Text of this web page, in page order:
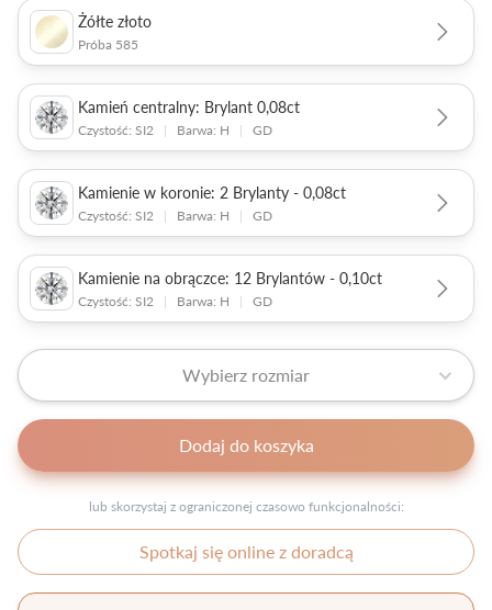
Żółte złoto
Próba 585
Kamień centralny: Brylant 0,08ct
Czystość: SI2 | Barwa: H | GD
Kamienie w koronie: 2 Brylanty - 0,08ct
Czystość: SI2 | Barwa: H | GD
Kamienie na obrączce: 12 Brylantów - 0,10ct
Czystość: SI2 | Barwa: H | GD
Wybierz rozmiar
Dodaj do koszyka
lub skorzystaj z ograniczonej czasowo funkcjonalności:
Spotkaj się online z doradcą